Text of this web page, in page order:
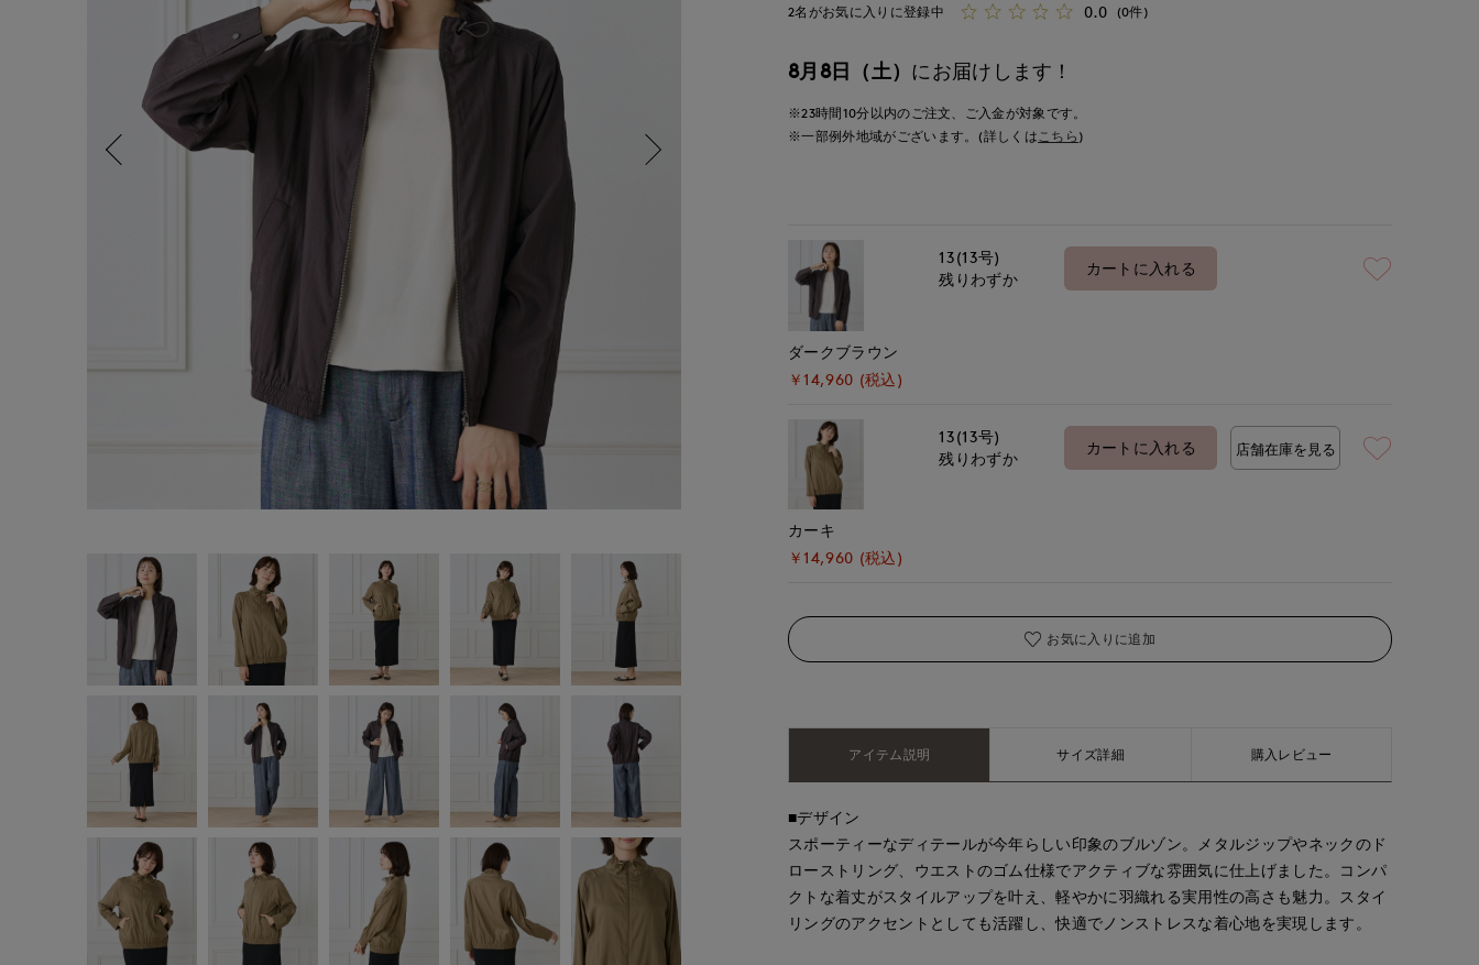
2名がお気に入りに登録中 0.0 (0件)
8月8日（土） にお届けします！
※23時間10分以内のご注文、ご入金が対象です。
※一部例外地域がございます。(詳しくはこちら )
ダークブラウン
￥14,960 (税込)
13(13号)
残りわずか
カートに入れる
カーキ
￥14,960 (税込)
13(13号)
残りわずか
カートに入れる 店舗在庫を見る
お気に入りに追加
アイテム説明 サイズ詳細 購入レビュー
■デザイン
スポーティーなディテールが今年らしい印象のブルゾン。メタルジップやネックのド
ローストリング、ウエストのゴム仕様でアクティブな雰囲気に仕上げました。コンパ
クトな着丈がスタイルアップを叶え、軽やかに羽織れる実用性の高さも魅力。スタイ
リングのアクセントとしても活躍し、快適でノンストレスな着心地を実現します。